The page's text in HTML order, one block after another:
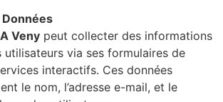
Données
Veny peut collecter des informations
utilisateurs via ses formulaires de
interactifs. Ces données
le nom, l’adresse e-mail, et le